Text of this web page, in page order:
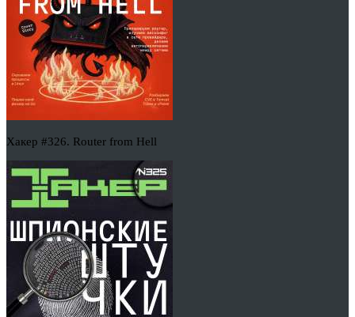
Хакер #326. Router from Hell